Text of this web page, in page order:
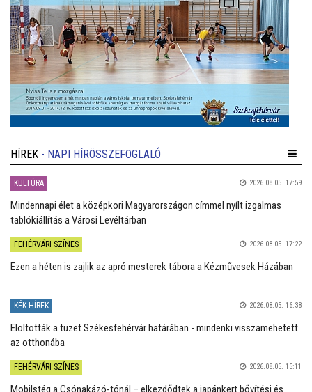
HÍREK - NAPI HÍRÖSSZEFOGLALÓ
KULTÚRA 2026.08.05. 17:59
Mindennapi élet a középkori Magyarországon címmel nyílt izgalmas
tablókiállítás a Városi Levéltárban
FEHÉRVÁRI SZÍNES 2026.08.05. 17:22
Ezen a héten is zajlik az apró mesterek tábora a Kézművesek Házában
KÉK HÍREK 2026.08.05. 16:38
Eloltották a tüzet Székesfehérvár határában - mindenki visszamehetett
az otthonába
FEHÉRVÁRI SZÍNES 2026.08.05. 15:11
Mobilstég a Csónakázó-tónál – elkezdődtek a japánkert bővítési és